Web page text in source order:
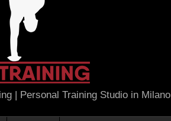
| Personal Training Studio in Milano